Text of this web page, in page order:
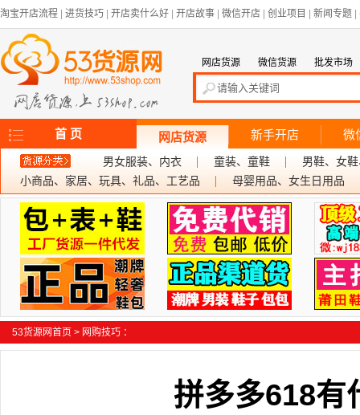
淘宝开店流程 进货技巧 开店卖什么好 开店故事 微信开店 创业项目 新闻专题
网店货源 微信货源 批发市场
首 页 网店货源 新手开店 微
男女服装、内衣 童装、童鞋
男鞋、女
小商品、家居、玩具、礼品、工艺品
母婴用品、女生日用品
53货源网首页 > 网购技巧 ：
拼多多618有